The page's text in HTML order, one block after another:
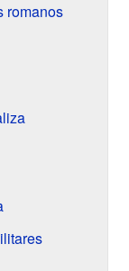
romanos